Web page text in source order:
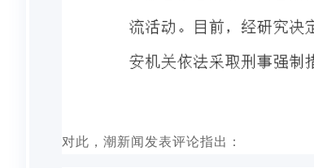
对此，潮新闻发表评论指出：